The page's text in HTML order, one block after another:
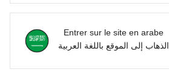
Entrer sur le site en arabe
الذهاب إلى الموقع باللغة العربية